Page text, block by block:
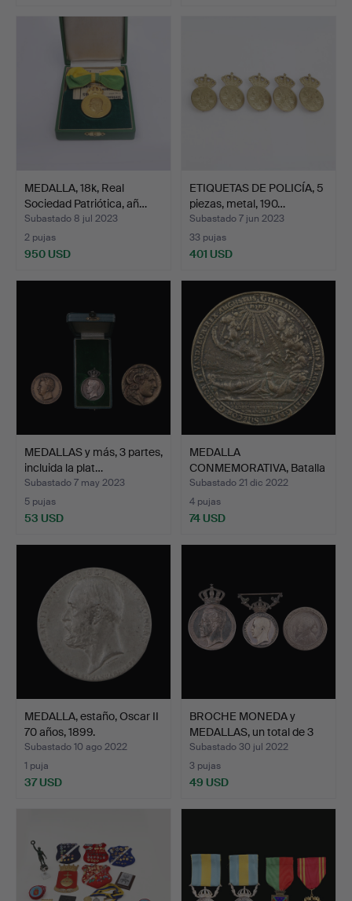
MEDALLA, 18k, Real
Sociedad Patriótica, añ…
Subastado 8 jul 2023
2 pujas
950 USD
ETIQUETAS DE POLICÍA, 5
piezas, metal, 190…
Subastado 7 jun 2023
33 pujas
401 USD
MEDALLAS y más, 3 partes,
incluida la plat…
Subastado 7 may 2023
5 pujas
53 USD
MEDALLA
CONMEMORATIVA, Batalla
de Lützen, …
Subastado 21 dic 2022
4 pujas
74 USD
MEDALLA, estaño, Oscar II
70 años, 1899.
Subastado 10 ago 2022
1 puja
37 USD
BROCHE MONEDA y
MEDALLAS, un total de 3
pi…
Subastado 30 jul 2022
3 pujas
49 USD